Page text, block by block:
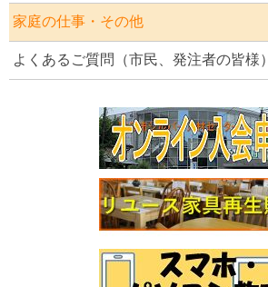
家庭の仕事・その他
よくあるご質問（市民、発注者の皆様）